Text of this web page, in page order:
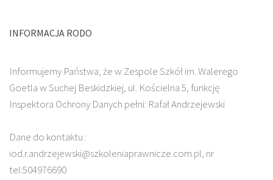
INFORMACJA RODO
Informujemy Państwa, że w Zespole Szkół im. Walerego
Goetla w Suchej Beskidzkiej, ul. Kościelna 5, funkcję
Inspektora Ochrony Danych pełni: Rafał Andrzejewski
Dane do kontaktu :
iod.r.andrzejewski@szkoleniaprawnicze.com.pl, nr
tel:504976690